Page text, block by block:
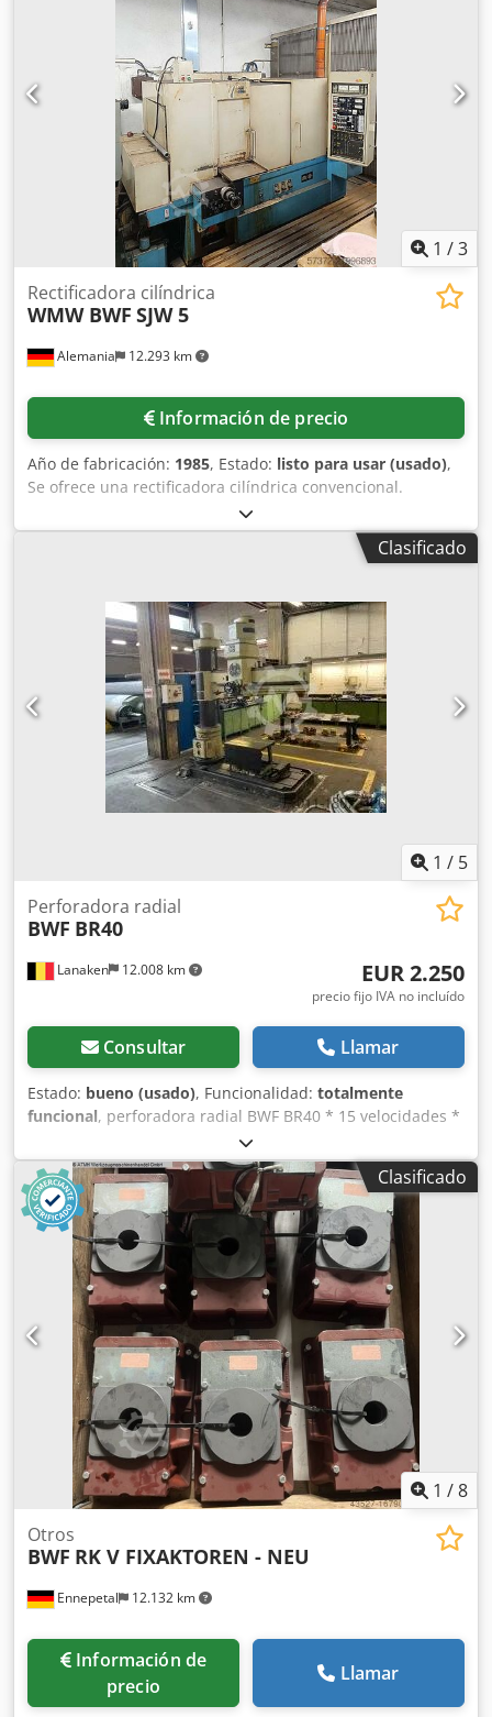
de precio. La entrega se realizará en nuestra ubicación.
Términos de entrega: EXW Cugir, Rumanía. Dcedpfxjza T Itj
Acdsk El comprador puede asistir en el desmontaje de la
máquina. El comprador es responsable del transporte de
la máquina. Solo organizamos la carga de la máquina en el
remolque/camión con carretilla elevadora/grúa. El equipo
estará disponible para la venta a partir de marzo de 2027,
ya que actualmente sigue en uso dentro del proceso de
1 /3
Alemania 12.293 km
Rectificadora cilíndrica
WMW BWF SJW 5
Información de precio
Año de fabricación: 1985, Estado: listo para usar (usado),
Se ofrece una rectificadora cilíndrica convencional.
Ajustada para ZRO 40,10, grado de protección: IP54/IP32,
control: Erfurt electronic. Equipada con armario de control
integrado, alimentación de piezas, panel de control
kg, dimensiones totales (X/Y/Z): aprox. 2500 mm/1800
mm/2000 mm. Visita posible previa cita. Dsdpfx Acsy Ulm
Clasificado
1 / 5
Lanaken 12.008 km
Perforadora radial
BWF BR40
EUR 2.250
precio fijo IVA no incluído
Consultar Llamar
Estado: bueno (usado), Funcionalidad: totalmente
funcional, perforadora radial BWF BR40 * 15 velocidades *
velocidad mínima: 22,4 rpm * velocidad máxima: 2800 rpm
Mesa con ranura en T: * Longitud: 1600 mm * Ancho: 800
mm Dodpfxoviu Nms Acdsck Dimensiones de la máquina:
* Longitud: 2500 mm * Altura: 2800 mm * Ancho: 1000 mm
Clasificado
1 /8
Ennepetal 12.132 km
Otros
BWF RK V FIXAKTOREN - NEU
Información de
precio
Llamar